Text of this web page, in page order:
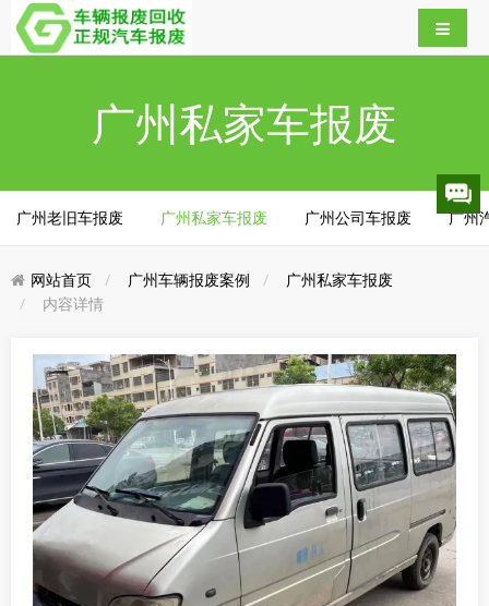
广州私家车报废
广州老旧车报废 广州私家车报废 广州公司车报废 广州
网站首页 广州车辆报废案例
广州私家车报废
内容详情